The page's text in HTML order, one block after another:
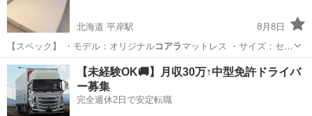
北海道 平岸駅
8月8日
【スペック】 ・モデル：オリジナルコアラマットレス ・サイズ：セミ
ダブル …
北海道 札幌市 平岸駅 ベッド コアラ
【未経験OK🚚】月収30万↑中型免許ドライバ
ー募集
完全週休2日で安定転職